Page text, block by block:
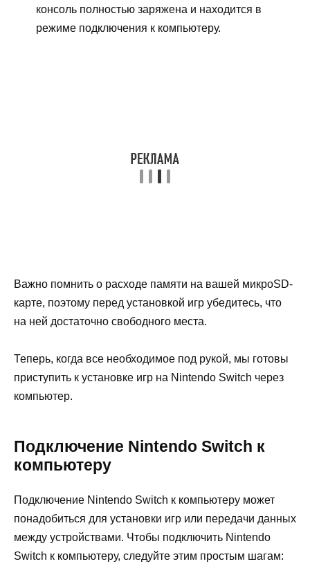
консоль полностью заряжена и находится в
режиме подключения к компьютеру.
Важно помнить о расходе памяти на вашей микроSD-
карте, поэтому перед установкой игр убедитесь, что
на ней достаточно свободного места.
Теперь, когда все необходимое под рукой, мы готовы
приступить к установке игр на Nintendo Switch через
компьютер.
Подключение Nintendo Switch к
компьютеру
Подключение Nintendo Switch к компьютеру может
понадобиться для установки игр или передачи данных
между устройствами. Чтобы подключить Nintendo
Switch к компьютеру, следуйте этим простым шагам: